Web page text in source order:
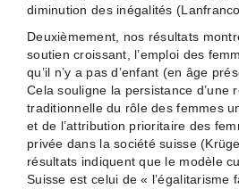
diminution des inégalités
Deuxièmement, nos résultats
soutien croissant, l’emploi des
qu’il n’y a pas d’enfant (en âge
Cela souligne la persistance d’une
traditionnelle du rôle des femmes
et de l’attribution prioritaire des
privée dans la société suisse
résultats indiquent que le modèle
Suisse est celui de « l’égalitarisme